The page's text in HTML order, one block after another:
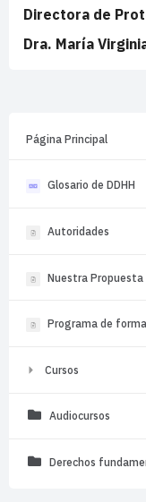
Directora de
Dra. María
Página Principal
Glosario de DDHH
Autoridades
Nuestra Propuesta
Programa de
Cursos
Audiocursos
Derechos